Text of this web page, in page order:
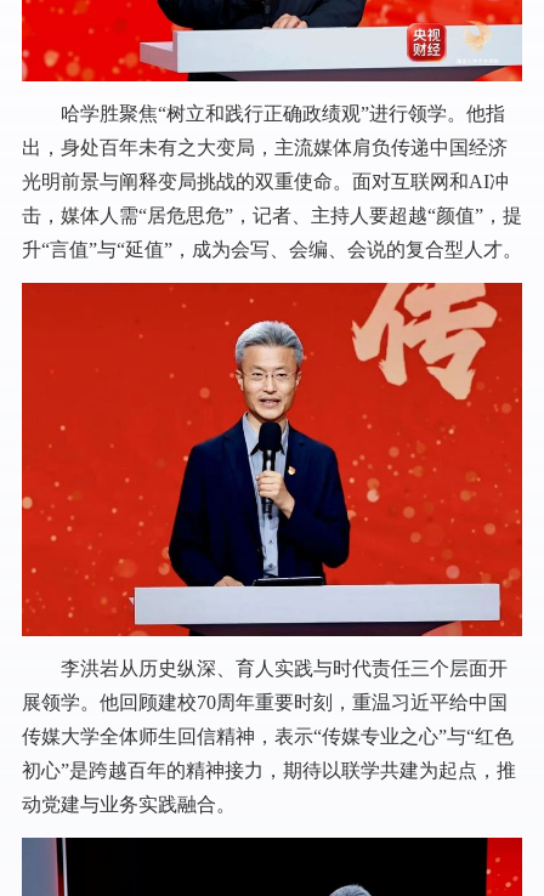
哈学胜聚焦“树立和践行正确政绩观”进行领学。他指
出，身处百年未有之大变局，主流媒体肩负传递中国经济
光明前景与阐释变局挑战的双重使命。面对互联网和AI冲
击，媒体人需“居危思危”，记者、主持人要超越“颜值”，提
升“言值”与“延值”，成为会写、会编、会说的复合型人才。
李洪岩从历史纵深、育人实践与时代责任三个层面开
展领学。他回顾建校70周年重要时刻，重温习近平给中国
传媒大学全体师生回信精神，表示“传媒专业之心”与“红色
初心”是跨越百年的精神接力，期待以联学共建为起点，推
动党建与业务实践融合。